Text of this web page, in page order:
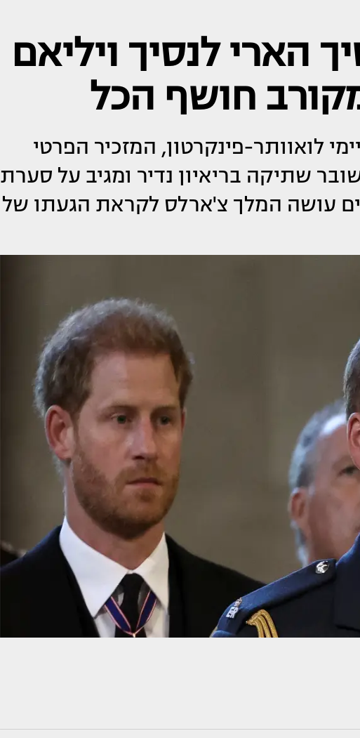
הארי לנסיך ויליאם
חושף הכל
לואוותר-פינקרטון, המזכיר הפרטי
שתיקה בריאיון נדיר ומגיב על סערת
עושה המלך צ'ארלס לקראת הגעתו של